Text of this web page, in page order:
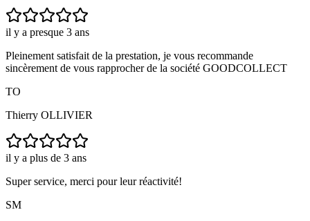
il y a presque 3 ans
Pleinement satisfait de la prestation, je vous recommande
sincèrement de vous rapprocher de la société GOODCOLLECT
TO
Thierry OLLIVIER
il y a plus de 3 ans
Super service, merci pour leur réactivité!
SM